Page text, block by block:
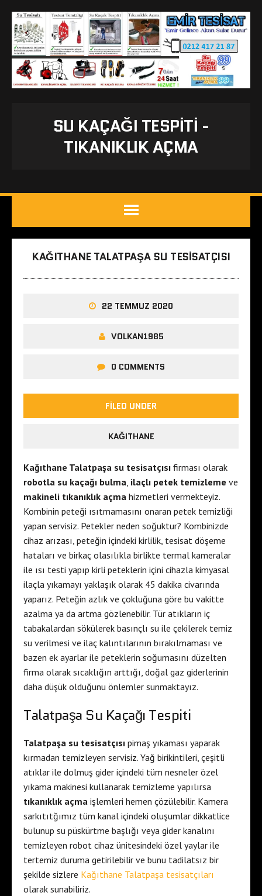
SU KAÇAĞI TESPITI -
TIKANIKLIK AÇMA
KAĞITHANE TALATPAŞA SU TESISATÇISI
22 TEMMUZ 2020
VOLKAN1985
0 COMMENTS
FILED UNDER
KAĞITHANE
Kağıthane Talatpaşa su tesisatçısı firması olarak
robotla su kaçağı bulma, ilaçlı petek temizleme ve
makineli tıkanıklık açma hizmetleri vermekteyiz.
Kombinin peteği ısıtmamasını onaran petek temizliği
yapan servisiz. Petekler neden soğuktur? Kombinizde
cihaz arızası, peteğin içindeki kirlilik, tesisat döşeme
hataları ve birkaç olasılıkla birlikte termal kameralar
ile ısı testi yapıp kirli peteklerin içini cihazla kimyasal
ilaçla yıkamayı yaklaşık olarak 45 dakika civarında
yaparız. Peteğin azlık ve çokluğuna göre bu vakitte
azalma ya da artma gözlenebilir. Tür atıkların iç
tabakalardan sökülerek basınçlı su ile çekilerek temiz
su verilmesi ve ilaç kalıntılarının bırakılmaması ve
bazen ek ayarlar ile peteklerin soğumasını düzelten
firma olarak sıcaklığın arttığı, doğal gaz giderlerinin
daha düşük olduğunu önlemler sunmaktayız.
Talatpaşa Su Kaçağı Tespiti
Talatpaşa su tesisatçısı pimaş yıkaması yaparak
kırmadan temizleyen servisiz. Yağ birikintileri, çeşitli
atıklar ile dolmuş gider içindeki tüm nesneler özel
yıkama makinesi kullanarak temizleme yapılırsa
tıkanıklık açma işlemleri hemen çözülebilir. Kamera
sarkıtıtğımız tüm kanal içindeki oluşumlar dikkatlice
bulunup su püskürtme başlığı veya gider kanalını
temizleyen robot cihaz ünitesindeki özel yaylar ile
tertemiz duruma getirilebilir ve bunu tadilatsız bir
şekilde sizlere Kağıthane Talatpaşa tesisatçıları
olarak sunabiliriz.